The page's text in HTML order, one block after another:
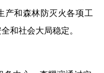
产和森林防灭火各项工
和社会大局稳定。